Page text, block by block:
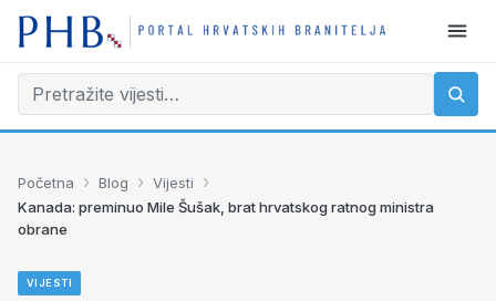
Početna › Blog › Vijesti ›
Kanada: preminuo Mile Šušak, brat hrvatskog ratnog ministra
obrane
VIJESTI